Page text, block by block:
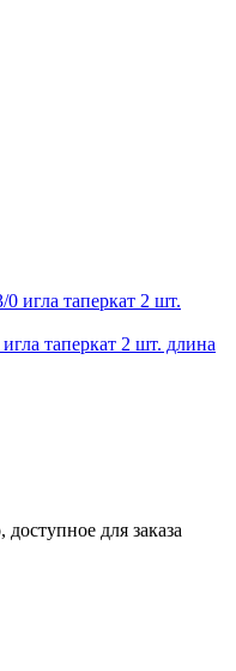
таперкат 2 шт. длина
для заказа